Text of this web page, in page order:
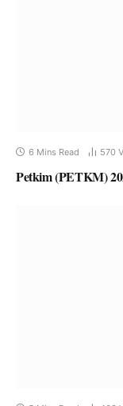
6 Mins Read 570
Petkim (PETKM)